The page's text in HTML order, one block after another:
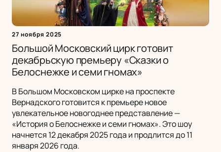
27 ноября 2025
Большой Московский цирк готовит
декабрьскую премьеру «Сказки о
Белоснежке и семи гномах»
В Большом Московском цирке на проспекте
Вернадского готовится к премьере новое
увлекательное новогоднее представление —
«История о Белоснежке и семи гномах». Это шоу
начнется 12 декабря 2025 года и продлится до 11
января 2026 года.